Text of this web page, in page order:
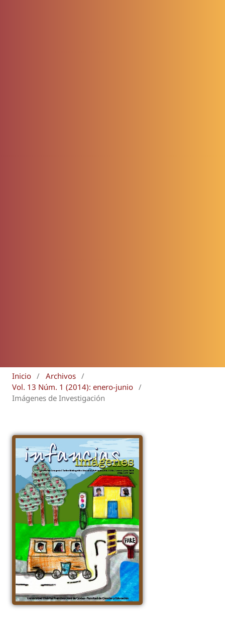
Inicio / Archivos /
Vol. 13 Núm. 1 (2014): enero-junio /
Imágenes de Investigación